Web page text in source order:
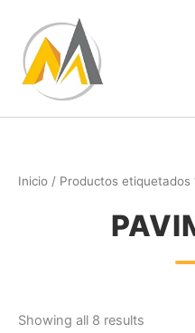
contenido
Inicio / Productos etiquetados
Showing all 8 results